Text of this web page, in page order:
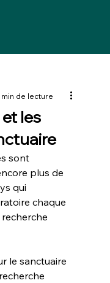
les
min de lecture
sont
plus de
qui
chaque
le sanctuaire